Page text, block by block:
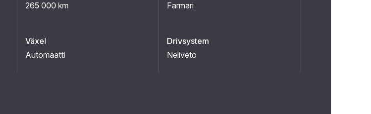
265 000 km
Farmari
Växel
Automaatti
Drivsystem
Neliveto